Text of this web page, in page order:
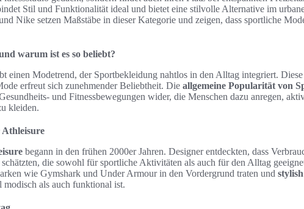
Stil und Funktionalität ideal und bietet eine stilvolle Alternative im
Nike setzen Maßstäbe in dieser Kategorie und zeigen, dass sportliche
warum ist es so beliebt?
einen Modetrend, der Sportbekleidung nahtlos in den Alltag integriert.
erfreut sich zunehmender Beliebtheit. Die allgemeine Popularität von
und Fitnessbewegungen wider, die Menschen dazu anregen,
kleiden.
Athleisure
begann in den frühen 2000er Jahren. Designer entdeckten, dass
die sowohl für sportliche Aktivitäten als auch für den Alltag
wie Gymshark und Under Armour in den Vordergrund traten und
modisch als auch funktional ist.